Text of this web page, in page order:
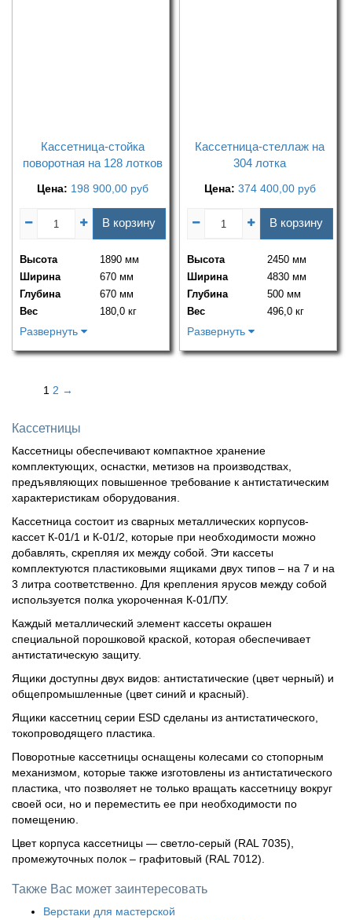
Кассетница-стойка
поворотная на 128 лотков
Цена: 198 900,00 руб
В корзину
Высота
1890 мм
Ширина
670 мм
Глубина
670 мм
Вес
180,0 кг
Развернуть
Кассетница-стеллаж на
304 лотка
Цена: 374 400,00 руб
В корзину
Высота
2450 мм
Ширина
4830 мм
Глубина
500 мм
Вес
496,0 кг
Развернуть
1 2 →
Кассетницы
Кассетницы обеспечивают компактное хранение
комплектующих, оснастки, метизов на производствах,
предъявляющих повышенное требование к антистатическим
характеристикам оборудования.
Кассетница состоит из сварных металлических корпусов-
кассет К-01/1 и К-01/2, которые при необходимости можно
добавлять, скрепляя их между собой. Эти кассеты
комплектуются пластиковыми ящиками двух типов – на 7 и на
3 литра соответственно. Для крепления ярусов между собой
используется полка укороченная К-01/ПУ.
Каждый металлический элемент кассеты окрашен
специальной порошковой краской, которая обеспечивает
антистатическую защиту.
Ящики доступны двух видов: антистатические (цвет черный) и
общепромышленные (цвет синий и красный).
Ящики кассетниц серии ESD сделаны из антистатического,
токопроводящего пластика.
Поворотные кассетницы оснащены колесами со стопорным
механизмом, которые также изготовлены из антистатического
пластика, что позволяет не только вращать кассетницу вокруг
своей оси, но и переместить ее при необходимости по
помещению.
Цвет корпуса кассетницы — светло-серый (RAL 7035),
промежуточных полок – графитовый (RAL 7012).
Также Вас может заинтересовать
Верстаки для мастерской